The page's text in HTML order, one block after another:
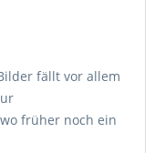
fällt vor allem
früher noch ein